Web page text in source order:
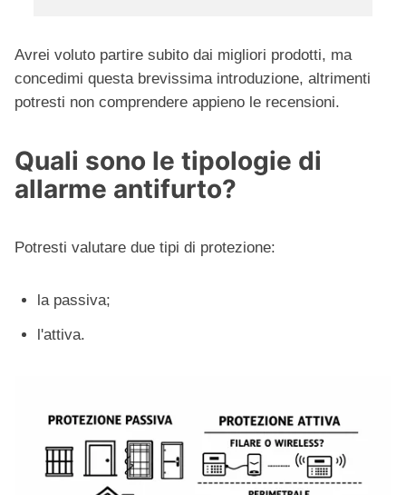
Avrei voluto partire subito dai migliori prodotti, ma
concedimi questa brevissima introduzione, altrimenti
potresti non comprendere appieno le recensioni.
Quali sono le tipologie di
allarme antifurto?
Potresti valutare due tipi di protezione:
la passiva;
l'attiva.